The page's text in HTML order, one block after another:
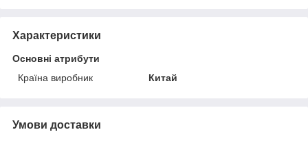
Характеристики
Основні атрибути
Країна виробник
Китай
Умови доставки